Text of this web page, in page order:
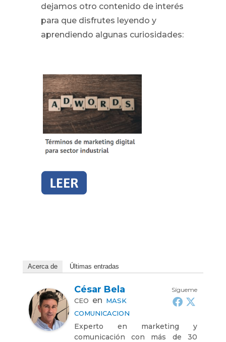
dejamos otro contenido de interés
para que disfrutes leyendo y
aprendiendo algunas curiosidades:
Acerca de Últimas entradas
Sígueme
César Bela
CEO en MASK
COMUNICACION
Experto en marketing y
comunicación con más de 30